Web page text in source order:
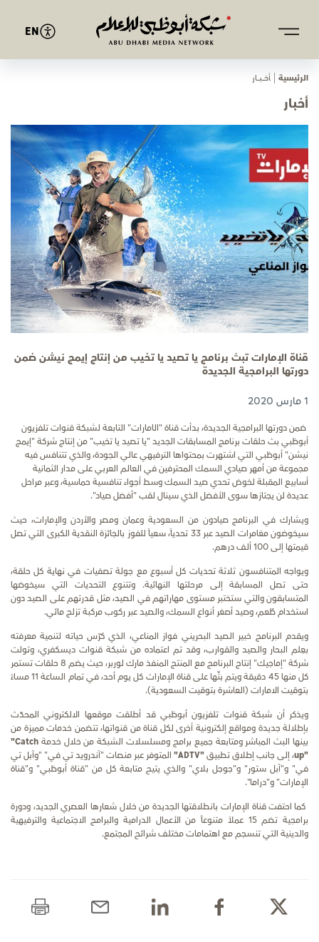
EN
الرئيسية ﺄﺧـــﺒـــﺎر
أخبار
قناة الإمارات تبث برنامج يا تصيد يا تخيب من إنتاج إيمج نيشن ضمن
دورتها البرامجية الجديدة
1 مارس 2020
ضمن دورتها البرامجية الجديدة، بدأتقناة "الامارات" التابعة لشبكة قنوات تلفزيون
أبوظبي بث حلقات برنامج المسابقات الجديد "يا تصيد يا تخيب" من إنتاج شركة "إيمج
نيشن" أبوظبي التي اشتهرت بمحتواها الترفيهي عالي الجودة، والذي تتنافس فيه
مجموعة من أمهر صيادي السمك المحترفين في العالم العربي على مدار الثمانية
أسابيع المقبلة لخوض تحدي صيد السمك وسط أجواء تنافسية حماسية، وعبر مراحل
عديدة لن يجتازها سوى الأفضل الذي سينال لقب "أفضل صياد".
ويشارك في البرنامج صيادون من السعودية وعمان ومصر والأردن والإمارات، حيث
سيخوضون مغامرات الصيد عبر 33 تحدياً، سعياً للفوز بالجائزة النقدية الكبرى التي تصل
قيمتها إلى 100 ألف درهم.
ويواجه المتنافسون ثلاثة تحديات كل أسبوع مع جولة تصفيات في نهاية كل حلقة،
حتى تصل المسابقة إلى مرحلتها النهائية. وتتنوع التحديات التي سيخوضها
المتسابقون والتي ستختبر مستوى مهاراتهم في الصيد، مثل قدرتهم على الصيد دون
استخدام طُعم، وصيد أصغر أنواع السمك، والصيدعبر ركوب مركبة تزلج مائي.
ويقدم البرنامج خبير الصيد البحريني فواز المناعي، الذي كرّس حياته لتنمية معرفته
بعِلم البحار والصيد والقوارب، وقد تم اعتماده من شبكة قنوات ديسكفري، وتولت
شركة "إماجيك" إنتاج البرنامج مع المنتج المنفذ مارك لوربر
، حيث يضم 8 حلقات تستمر
كل منها 45 دقيقة ويتم بثّها على قناة الإمارات كل يوم أحد، في تمام الساعة 11 مساءً
بتوقيت الامارات (العاشرة بتوقيت السعودية).
ويذكر أن شبكة قنوات تلفزيون أبوظبي قد أطلقت موقعها الالكتروني المحدّث
بإطلالة جديدة ومواقع إلكترونية أخرى لكل قناة من قنواتها، تتضمن خدمات مميزة من
بينها البث المباشر ومتابعة جميع برامج ومسلسلات الشبكة من خلال خدمة "Catch
up"، إلى جانب إطلاق تطبيق"ADTV" المتوفر عبر منصات "آندرويد تي في" "وآبل تي
في" و"آبل ستور" و"جوجل بلاي" والذي يتيح متابعة كل من "قناة أبوظبي" و"قناة
الإمارات" و"دراما".
كما احتفت قناة الإمارات بانطلاقتها الجديدة من خلال شعارها العصري الجديد، ودورة
برامجية تضم 15 عملاً متنوعاً من الأعمال الدرامية والبرامج الاجتماعية والترفيهية
والدينية التي تنسجم مع اهتمامات مختلف شرائح المجتمع.